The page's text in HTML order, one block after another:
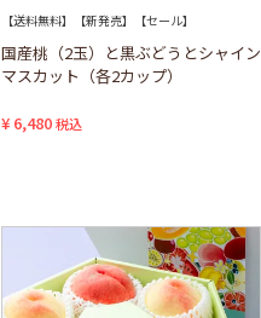
【送料無料】【新発売】【セール】
国産桃（2玉）と黒ぶどうとシャイン
マスカット（各2カップ）
¥ 6,480税込